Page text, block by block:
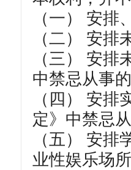
（一） 安
（二） 安
（三） 安
中禁忌从事
（四） 安
定》中禁忌
（五） 安
业性娱乐场